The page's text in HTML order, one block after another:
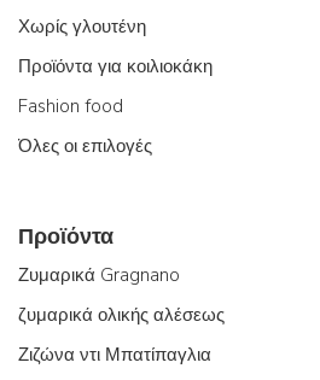
Χωρίς γλουτένη
Προϊόντα για κοιλιοκάκη
Fashion food
Όλες οι επιλογές
Προϊόντα
Ζυμαρικά Gragnano
ζυμαρικά ολικής αλέσεως
Ζιζώνα ντι Μπατίπαγλια